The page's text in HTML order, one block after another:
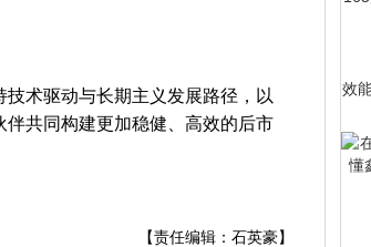
术驱动与长期主义发展路径，以
共同构建更加稳健、高效的后市
【责任编辑：石英豪】
效